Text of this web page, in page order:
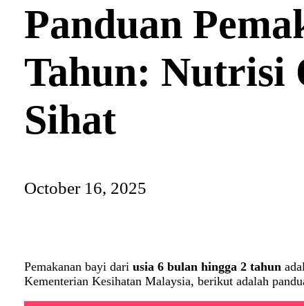
Panduan
Tahun: Nutrisi
Sihat
October 16, 2025
Pemakanan bayi dari usia 6 bulan hingga 2 tahun
Kementerian Kesihatan Malaysia, berikut adalah